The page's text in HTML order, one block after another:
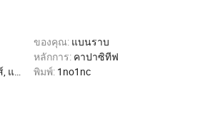
ของคุณ: แบนราบ
หลักการ: คาปาซิทีฟ
น้าแรก พิมพ์: 1no1nc